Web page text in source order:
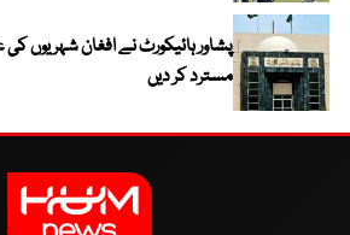
پشاور ہائیکورٹ نے افغان شہریوں
مسترد کر دیں